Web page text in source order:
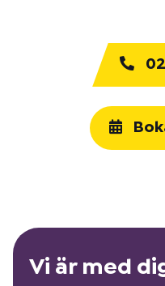
Vi är med